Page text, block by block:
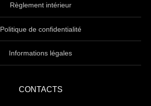
Règlement intérieur
Politique de confidentialité
Informations légales
CONTACTS